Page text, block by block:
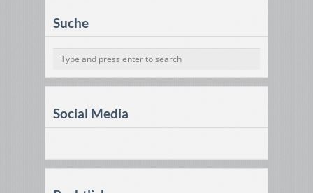
Suche
Social Media